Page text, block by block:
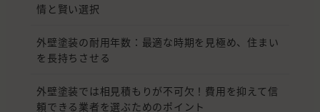
情と賢い選択
外壁塗装の耐用年数：最適な時期を見極め、住まい
を長持ちさせる
外壁塗装では相見積もりが不可欠！費用を抑えて信
頼できる業者を選ぶためのポイント